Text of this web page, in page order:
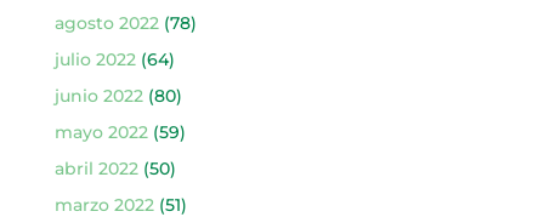
agosto 2022(78)
julio 2022(64)
junio 2022(80)
mayo 2022(59)
abril 2022(50)
marzo 2022(51)